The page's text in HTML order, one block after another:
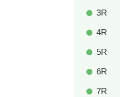
3R
4R
5R
6R
7R